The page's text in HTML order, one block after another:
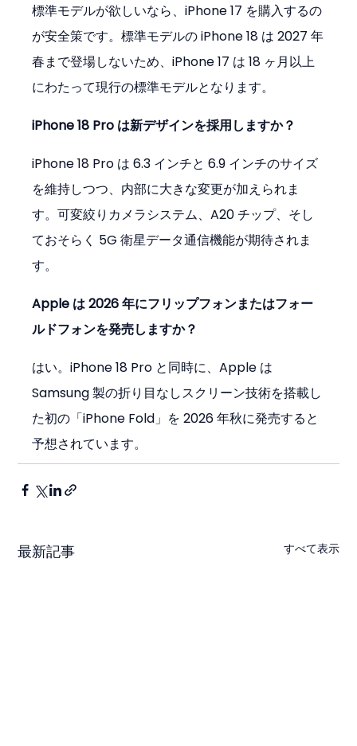
標準モデルが欲しいなら、iPhone 17 を購入するの
が安全策です。標準モデルの iPhone 18 は 2027 年
春まで登場しないため、iPhone 17 は 18 ヶ月以上
にわたって現行の標準モデルとなります。
iPhone 18 Pro は新デザインを採用しますか？
iPhone 18 Pro は 6.3 インチと 6.9 インチのサイズ
を維持しつつ、内部に大きな変更が加えられま
す。可変絞りカメラシステム、A20 チップ、そし
ておそらく 5G 衛星データ通信機能が期待されま
す。
Apple は 2026 年にフリップフォンまたはフォー
ルドフォンを発売しますか？
はい。iPhone 18 Pro と同時に、Apple は
Samsung 製の折り目なしスクリーン技術を搭載し
た初の「iPhone Fold」を 2026 年秋に発売すると
予想されています。
最新記事 すべて表示